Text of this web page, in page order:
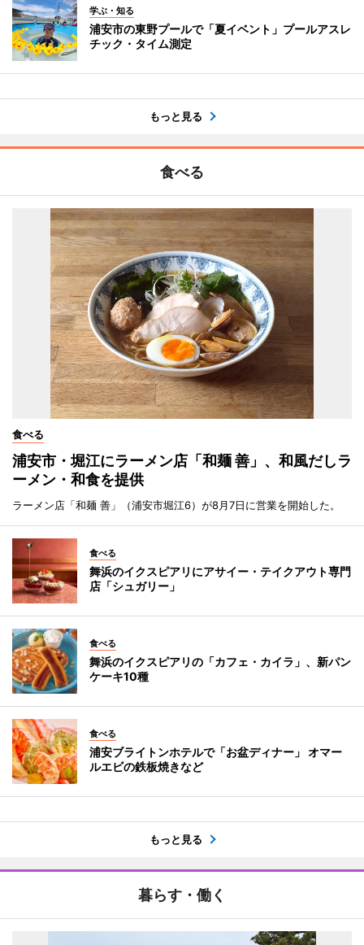
学ぶ・知る
浦安市の東野プールで「夏イベント」プールアスレ
チック・タイム測定
もっと見る
食べる
食べる
浦安市・堀江にラーメン店「和麺 善」、和風だしラ
ーメン・和食を提供
ラーメン店「和麺 善」（浦安市堀江6）が8月7日に営業を開始した。
食べる
舞浜のイクスピアリにアサイー・テイクアウト専門
店「シュガリー」
食べる
舞浜のイクスピアリの「カフェ・カイラ」、新パン
ケーキ10種
食べる
浦安ブライトンホテルで「お盆ディナー」 オマー
ルエビの鉄板焼きなど
もっと見る
暮らす・働く